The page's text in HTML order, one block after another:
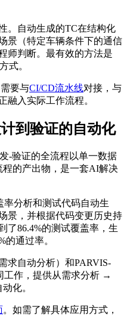
。自动生成的TC在结构化
景（特定车辆条件下的通信
师判断。最有效的方法是
式。
要与CI/CD流水线对接，与
融入实际工作流程。
到验证的自动化
-验证的全流程以单一数据
程的产出物，是一套AI解决
率分析和测试代码自动生
景，并根据代码变更历史持
了86.4%的测试覆盖率，生
的通过率。
求自动分析）和PARVIS-
工作，提供从需求分析 →
化。
。如需了解具体应用方式，